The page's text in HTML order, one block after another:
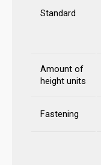
Standard
Amount of
height units
Fastening